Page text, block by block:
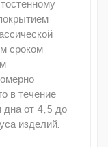
сроком
в течение
дна от 4,5 до
изделий.